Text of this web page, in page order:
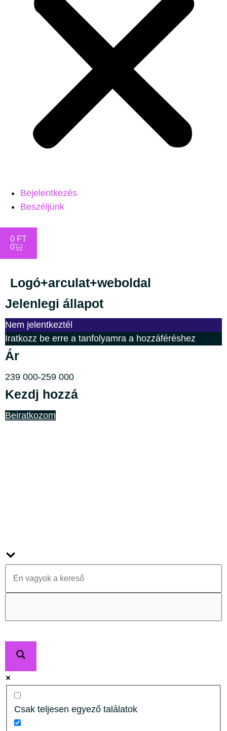
Bejelentkezés
Beszéljünk
0 FT
0
Logó+arculat+weboldal
Jelenlegi állapot
Nem jelentkeztél
Iratkozz be erre a tanfolyamra a hozzáféréshez
Ár
239 000-259 000
Kezdj hozzá
Beiratkozom
Csak teljesen egyező találatok